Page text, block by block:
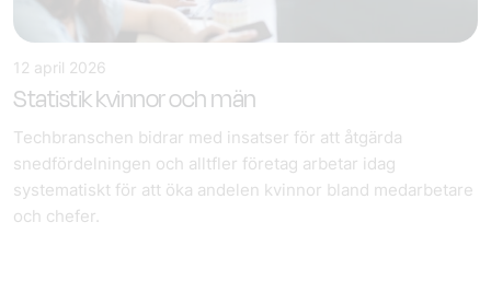
12 april 2026
Statistik kvinnor och män
Techbranschen bidrar med insatser för att åtgärda
snedfördelningen och alltfler företag arbetar idag
systematiskt för att öka andelen kvinnor bland medarbetare
och chefer.